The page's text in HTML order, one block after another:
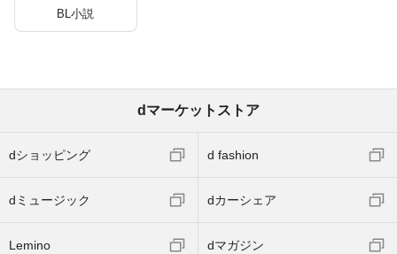
BL小説
dマーケットストア
dショッピング d fashion
dミュージック dカーシェア
Lemino dマガジン